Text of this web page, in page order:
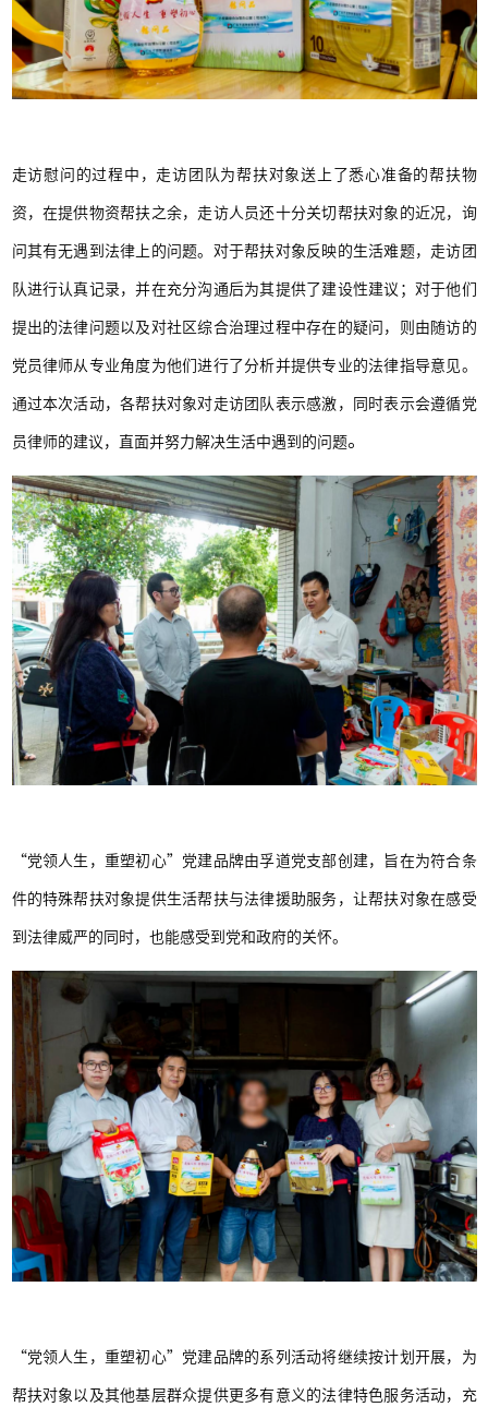
走访慰问的过程中，走访团队为帮扶对象送上了悉心准备的帮扶物
资，在提供物资帮扶之余，走访人员还十分关切帮扶对象的近况，询
问其有无遇到法律上的问题。对于帮扶对象反映的生活难题，走访团
队进行认真记录，并在充分沟通后为其提供了建设性建议；对于他们
提出的法律问题以及对社区综合治理过程中存在的疑问，则由随访的
党员律师从专业角度为他们进行了分析并提供专业的法律指导意见。
通过本次活动，各帮扶对象对走访团队表示感激，同时表示会遵循党
员律师的建议，直面并努力解决生活中遇到的问题。
“党领人生，重塑初心”党建品牌由孚道党支部创建，旨在为符合条
件的特殊帮扶对象提供生活帮扶与法律援助服务，让帮扶对象在感受
到法律威严的同时，也能感受到党和政府的关怀。
“党领人生，重塑初心”党建品牌的系列活动将继续按计划开展，为
帮扶对象以及其他基层群众提供更多有意义的法律特色服务活动，充